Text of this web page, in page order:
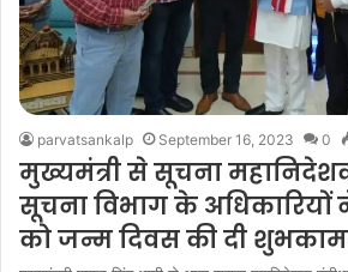
parvatsankalp September 16, 2023 0
मुख्यमंत्री से सूचना
सूचना विभाग के अधिकारियों
को जन्म दिवस की दी